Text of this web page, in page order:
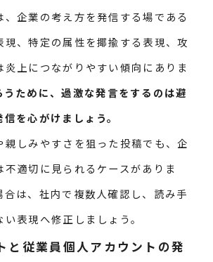
企業の考え方を発信する場である
現、特定の属性を揶揄する表現、攻
上につながりやすい傾向にありま
うために、過激な発言をするのは避
を心がけましょう。
親しみやすさを狙った投稿でも、企
適切に見られるケースがありま
合は、社内で複数人確認し、読み手
表現へ修正しましょう。
と従業員個人アカウントの発